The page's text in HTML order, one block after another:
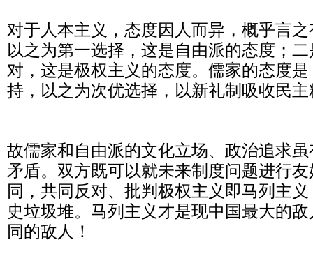
对于人本主义，态度因人而异，概乎言
以之为第一选择，这是自由派的态度；
对，这是极权主义的态度。儒家的态度
持，以之为次优选择，以新礼制吸收民主
故儒家和自由派的文化立场、政治追求
矛盾。双方既可以就未来制度问题进行
同，共同反对、批判极权主义即马列主
史垃圾堆。马列主义才是现中国最大的
同的敌人！